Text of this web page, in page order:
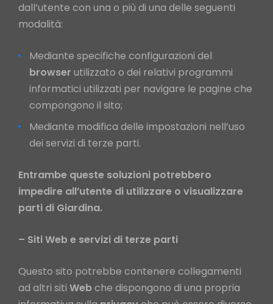
dall’utente con una o più di una delle seguenti
modalità:
Mediante specifiche configurazioni del
browser utilizzato o dei relativi programmi
informatici utilizzati per navigare le pagine che
compongono il sito;
Mediante modifica delle impostazioni nell’uso
dei servizi di terze parti.
Entrambe queste soluzioni potrebbero
impedire all’utente di utilizzare o visualizzare
parti di Giardina.
– Siti Web e servizi di terze parti
Questo sito potrebbe contenere collegamenti
ad altri siti Webche dispongono di una propria